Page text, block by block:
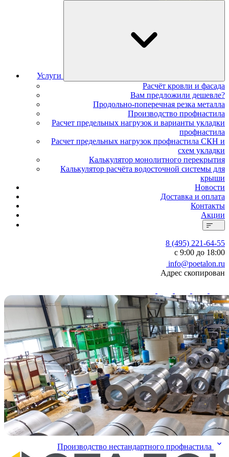
Услуги
Расчёт кровли и фасада
Вам предложили дешевле?
Продольно-поперечная резка металла
Производство профнастила
Расчет предельных нагрузок и варианты укладки
профнастила
Расчет предельных нагрузок профнастила СКН и
схем укладки
Калькулятор монолитного перекрытия
Калькулятор расчёта водосточной системы для
крыши
Новости
Доставка и оплата
Контакты
Акции
8 (495) 221-64-55
с 9:00 до 18:00
info@poetalon.ru
Адрес скопирован
Производство нестандартного профнастила